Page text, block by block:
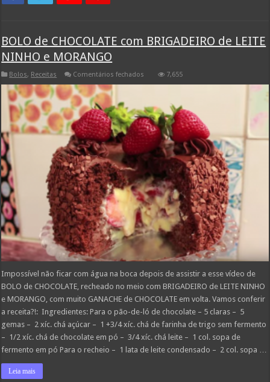
BOLO de CHOCOLATE com BRIGADEIRO de LEITE
NINHO e MORANGO
Bolos, Receitas Comentários fechados
com
BRIGADEIRO
de
LEITE
NINHO
e
MORANGO
7,655
Impossível não ficar com água na boca depois de assistir a esse vídeo de
BOLO de CHOCOLATE, recheado no meio com BRIGADEIRO de LEITE NINHO
e MORANGO, com muito GANACHE de CHOCOLATE em volta. Vamos conferir
a receita?!: Ingredientes: Para o pão-de-ló de chocolate – 5 claras – 5
gemas – 2 xíc. chá açúcar – 1 +3/4 xíc. chá de farinha de trigo sem fermento
– 1/2 xíc. chá de chocolate em pó – 3/4 xíc. chá leite – 1 col. sopa de
fermento em pó Para o recheio – 1 lata de leite condensado – 2 col. sopa …
Leia mais